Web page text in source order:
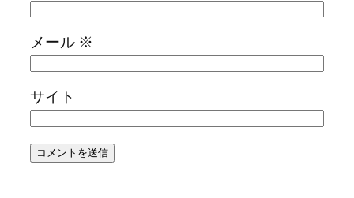
メール ※
サイト